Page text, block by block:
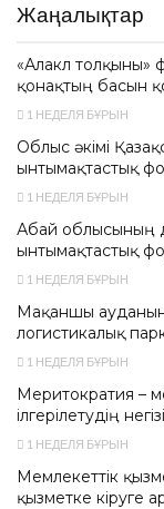
Жаңалықтар
«Алакөл толқыны»
қонақтың басын
1 НЕДЕЛЯ БҰРЫН
Облыс әкімі
ынтымақтастық
1 НЕДЕЛЯ БҰРЫН
Абай облысының
ынтымақтастық
1 НЕДЕЛЯ БҰРЫН
Мақаншы
логистикалық
1 НЕДЕЛЯ БҰРЫН
Меритократия –
ілгерілетудің негізі
1 НЕДЕЛЯ БҰРЫН
Мемлекеттік
қызметке кіруге